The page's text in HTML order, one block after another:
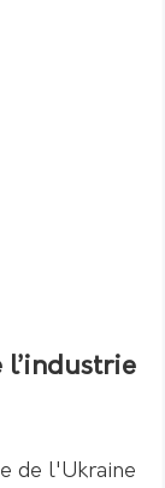
l’industrie
de l'Ukraine